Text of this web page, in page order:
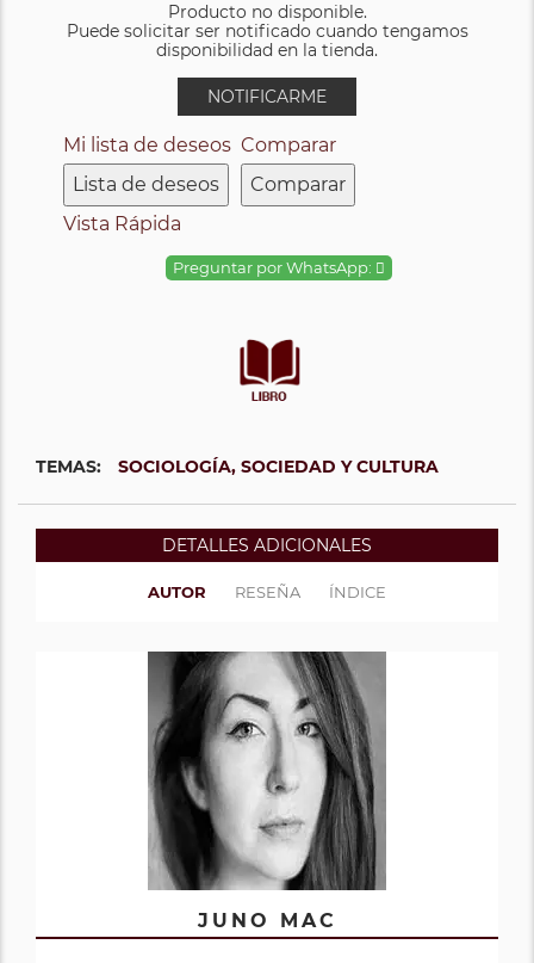
Producto no disponible.
Puede solicitar ser notificado cuando tengamos
disponibilidad en la tienda.
NOTIFICARME
Mi lista de deseos
Lista de deseos
Comparar
Comparar
Vista Rápida
Preguntar por WhatsApp:
TEMAS: SOCIOLOGÍA, SOCIEDAD Y CULTURA
DETALLES ADICIONALES
AUTOR RESEÑA ÍNDICE
JUNO MAC